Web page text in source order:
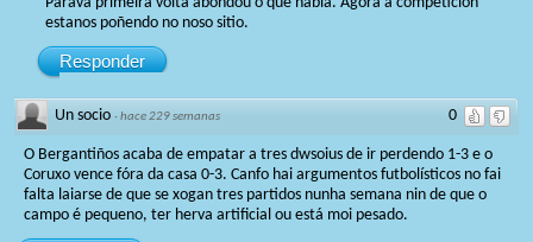
estanos poñendo no noso sitio.
Responder
0
Un socio ·hace 229 semanas
O Bergantiños acaba de empatar a tres dwsoius de ir perdendo 1-3 e o
Coruxo vence fóra da casa 0-3. Canfo hai argumentos futbolísticos no fai
falta laiarse de que se xogan tres partidos nunha semana nin de que o
campo é pequeno, ter herva artificial ou está moi pesado.